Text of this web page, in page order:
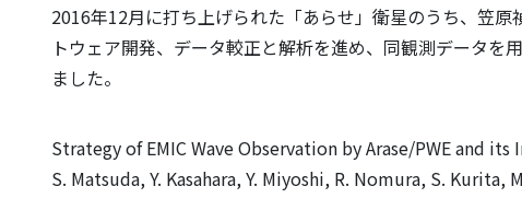
2016年12月に打ち上げられた「あらせ」衛星のうち、笠
トウェア開発、データ較正と解析を進め、同観測データ
ました。
Strategy of EMIC Wave Observation by Arase/PWE and
S. Matsuda, Y. Kasahara, Y. Miyoshi, R. Nomura, S.